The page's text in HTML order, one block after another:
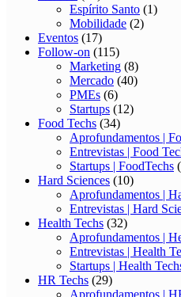
Espírito Santo (1)
Mobilidade (2)
Eventos (17)
Follow-on (115)
Marketing (8)
Mercado (40)
PMEs (6)
Startups (12)
Food Techs (34)
Aprofundamentos |
Entrevistas | Food
Startups | FoodTechs
Hard Sciences (10)
Aprofundamentos |
Entrevistas | Hard
Health Techs (32)
Aprofundamentos |
Entrevistas | Health
Startups | Health
HR Techs (29)